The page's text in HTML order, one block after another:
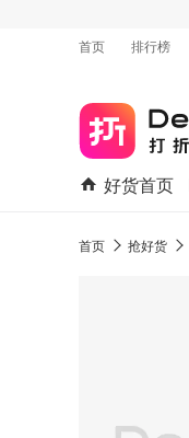
首页
排行榜
好货首页
首页 抢好货